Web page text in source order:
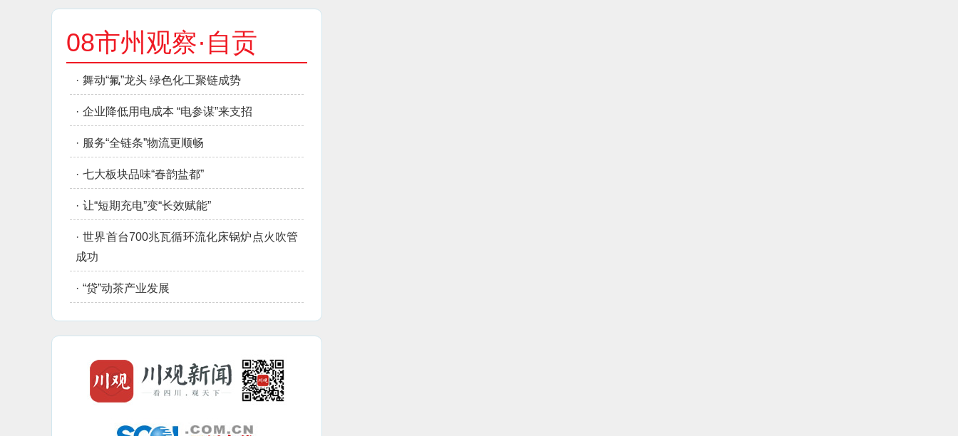
08市州观察·自贡
· 舞动“氟”龙头 绿色化工聚链成势
· 企业降低用电成本 “电参谋”来支招
· 服务“全链条”物流更顺畅
· 七大板块品味“春韵盐都”
· 让“短期充电”变“长效赋能”
· 世界首台700兆瓦循环流化床锅炉点火吹管
成功
· “贷”动茶产业发展